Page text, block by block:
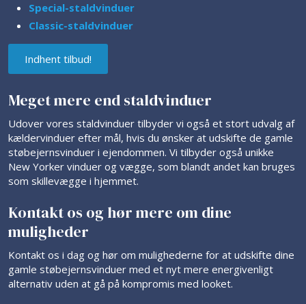
​Special-staldvind​uer
Classic-staldvinduer
Indhent tilbud!​
Meget mere end staldvinduer
Udover vores staldvinduer tilbyder vi også et stort udvalg af
kældervinduer efter mål, hvis du ønsker at udskifte de gamle
støbejernsvinduer i ejendommen. Vi tilbyder også unikke
New Yorker vinduer og vægge, som blandt andet kan bruges
som skillevægge i hjemmet.
Kontakt os og hør mere om dine
muligheder
Kontakt os i dag og hør om mulighederne for at udskifte dine
gamle støbejernsvinduer med et nyt mere energivenligt
alternativ uden at gå på kompromis med looket.